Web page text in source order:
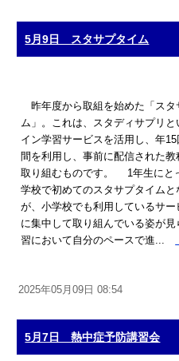
5月9日 スタサプタイム
昨年度から取組を始めた「スタ
ム」。これは、スタディサプリと
イン学習サービスを活用し、年
間を利用し、事前に配信された教
取り組むものです。 1年生にと
学校で初めてのスタサプタイムと
が、小学校でも利用しているサ
に集中して取り組んでいる姿が
習において自分のペースで進...
2025年05月09日 08:54
5月7日 熱中症予防講習会